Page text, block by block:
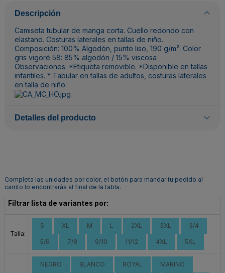
Descripción
Camiseta tubular de manga corta. Cuello redondo con
elastano. Costuras laterales en tallas de niño.
Composición: 100% Algodón, punto liso, 190 g/m². Color
gris vigoré 58: 85% algodón / 15% viscosa
Observaciones: *Etiqueta removible. *Disponible en tallas
infantiles. * Tabular en tallas de adultos, costuras laterales
en talla de niño.
Detalles del producto
Completa las unidades por color, el botón para mandar tu pedido al
carrito lo encontrarás al final de la tabla.
Filtrar lista de variantes por:
Talla:
S XL M L 2XL 3XL 3/4
5/6 7/8 9/10 11/12 4XL 5XL
NEGRO BLANCO ROYAL MARINO